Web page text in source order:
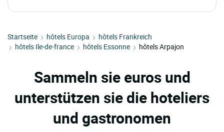
Startseite hôtels Europa
hôtels Frankreich
hôtels Ile-de-france
hôtels Essonne hôtels Arpajon
Sammeln sie euros und
unterstützen sie die hoteliers
und gastronomen